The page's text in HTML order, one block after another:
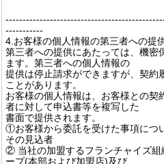
-----------
4.お客様の個人情報の第三者への提
第三者への提供にあたっては、機密
ます。第三者への個人情報の
提供は停止請求ができますが、契約
ことがあります。
お客様の個人情報は、お客様との契
者に対して申込書等を複写した
書面で提供されます。
①お客様から委託を受けた事項につ
その見込者
② 当社の加盟するフランチャイズ
ープ(本部および加盟店)及び